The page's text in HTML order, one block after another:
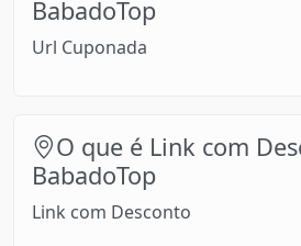
BabadoTop
Url Cuponada
O que é Link com
BabadoTop
Link com Desconto